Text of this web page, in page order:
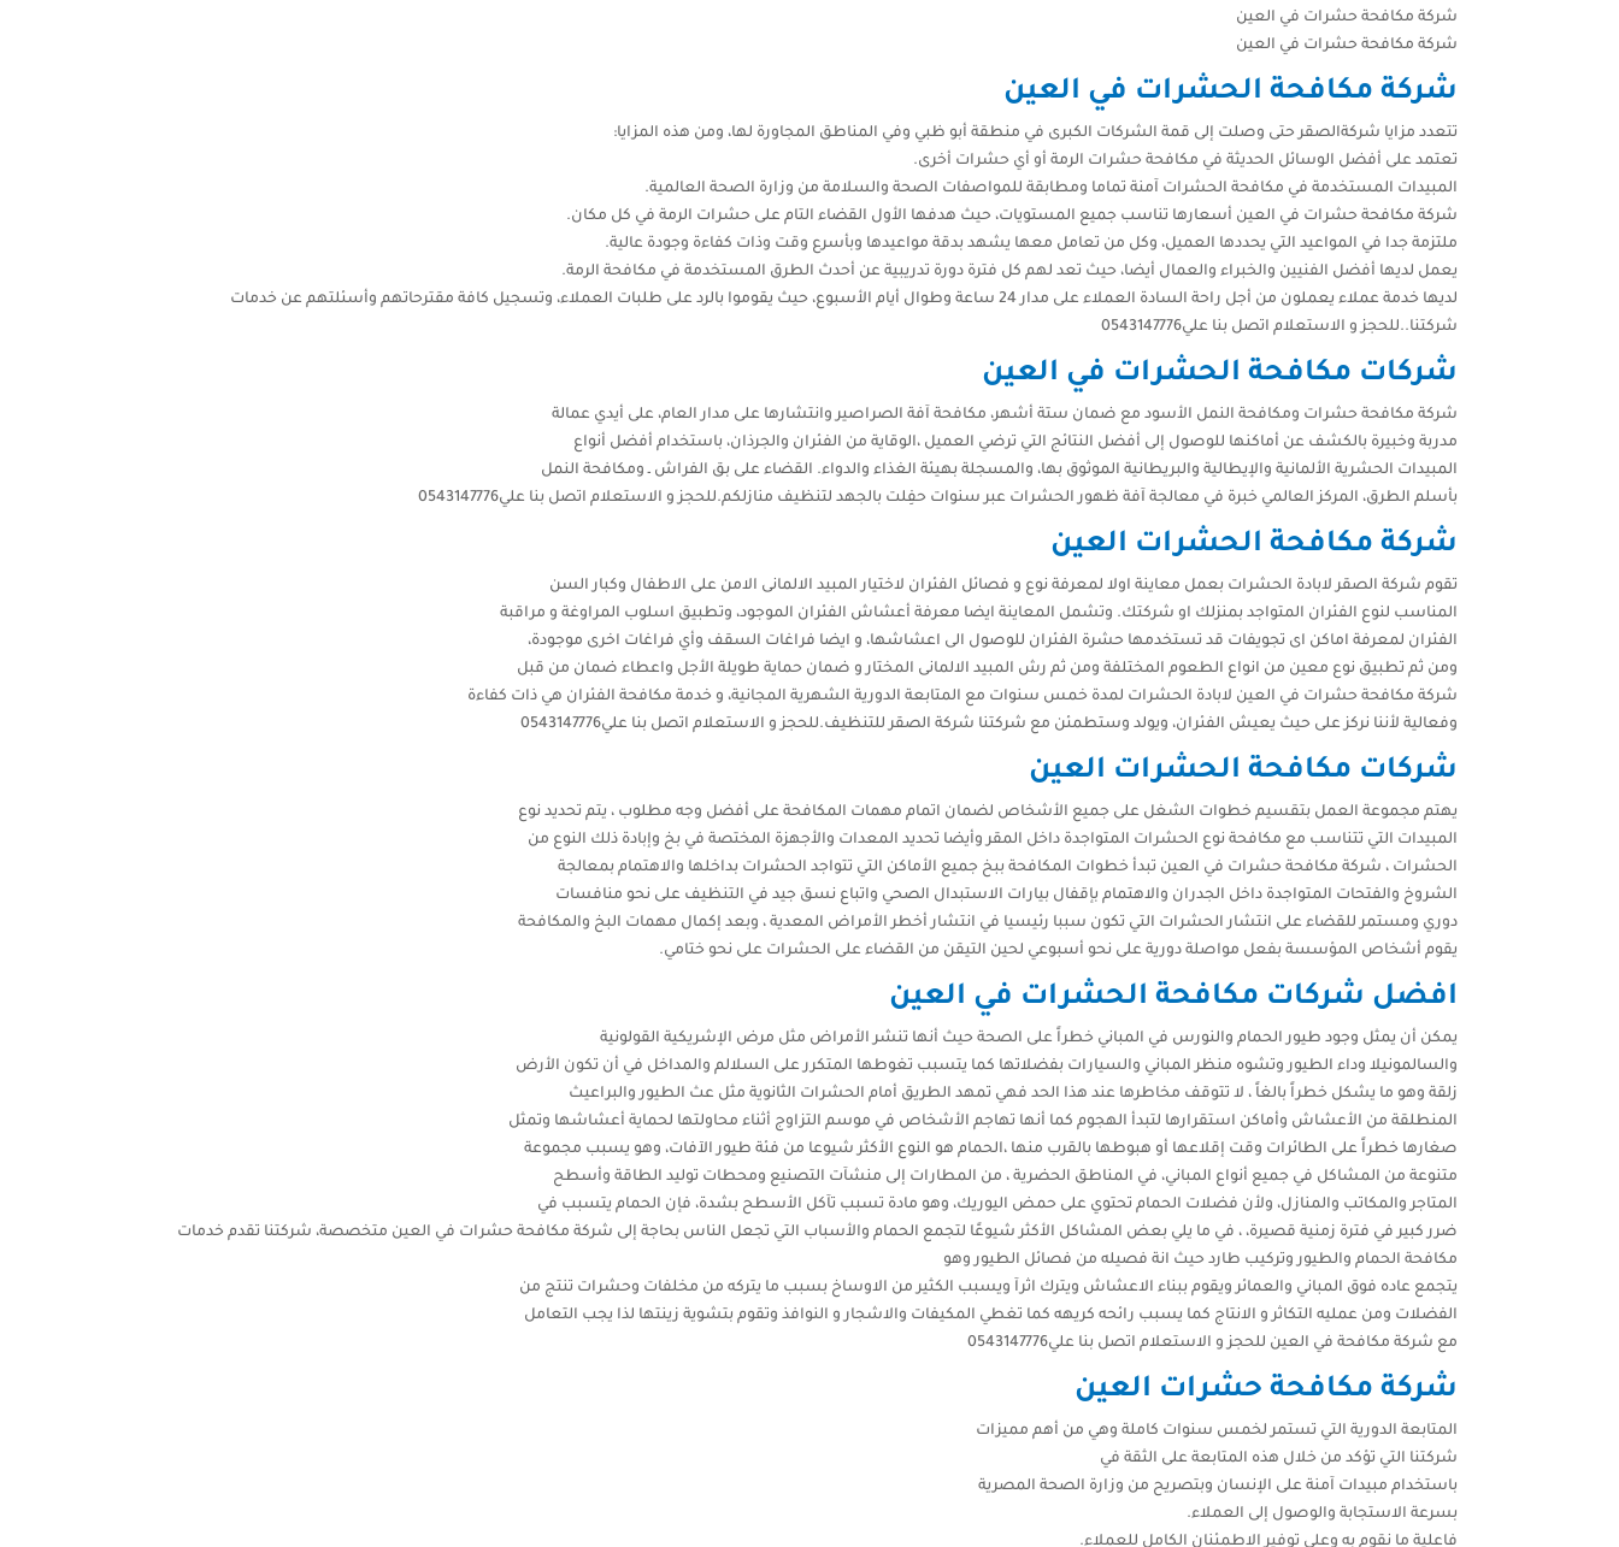
شركة مكافحة حشرات في العين
شركة مكافحة حشرات في العين
شركة مكافحة الحشرات في العين
تتعدد مزايا شركةالصقر حتى وصلت إلى قمة الشركات الكبرى في منطقة أبو ظبي وفي المناطق المجاورة لها، ومن هذه المزايا:
تعتمد على أفضل الوسائل الحديثة في مكافحة حشرات الرمة أو أي حشرات أخرى.
المبيدات المستخدمة في مكافحة الحشرات آمنة تماما ومطابقة للمواصفات الصحة والسلامة من وزارة الصحة العالمية.
شركة مكافحة حشرات في العين أسعارها تناسب جميع المستويات، حيث هدفها الأول القضاء التام على حشرات الرمة في كل مكان.
ملتزمة جدا في المواعيد التي يحددها العميل، وكل من تعامل معها يشهد بدقة مواعيدها وبأسرع وقت وذات كفاءة وجودة عالية.
يعمل لديها أفضل الفنيين والخبراء والعمال أيضا، حيث تعد لهم كل فترة دورة تدريبية عن أحدث الطرق المستخدمة في مكافحة الرمة.
لديها خدمة عملاء يعملون من أجل راحة السادة العملاء على مدار 24 ساعة وطوال أيام الأسبوع، حيث يقوموا بالرد على طلبات العملاء، وتسجيل كافة مقترحاتهم وأسئلتهم عن خدمات
شركتنا..للحجز و الاستعلام اتصل بنا علي0543147776
شركات مكافحة الحشرات في العين
شركة مكافحة حشرات ومكافحة النمل الأسود مع ضمان ستة أشهر، مكافحة آفة الصراصير وانتشارها على مدار العام، على أيدي عمالة
مدربة وخبيرة بالكشف عن أماكنها للوصول إلى أفضل النتائج التي ترضي العميل ،الوقاية من الفئران والجرذان، باستخدام أفضل أنواع
المبيدات الحشرية الألمانية والإيطالية والبريطانية الموثوق بها، والمسجلة بهيئة الغذاء والدواء. القضاء على بق الفراش ـ ومكافحة النمل
بأسلم الطرق، المركز العالمي خبرة في معالجة آفة ظهور الحشرات عبر سنوات حفِلت بالجهد لتنظيف منازلكم.للحجز و الاستعلام اتصل بنا علي0543147776
شركة مكافحة الحشرات العين
تقوم شركة الصقر لابادة الحشرات بعمل معاينة اولا لمعرفة نوع و فصائل الفئران لاختيار المبيد الالمانى الامن على الاطفال وكبار السن
المناسب لنوع الفئران المتواجد بمنزلك او شركتك. وتشمل المعاينة ايضا معرفة أعشاش الفئران الموجود، وتطبيق اسلوب المراوغة و مراقبة
الفئران لمعرفة اماكن اى تجويفات قد تستخدمها حشرة الفئران للوصول الى اعشاشها، و ايضا فراغات السقف وأي فراغات اخرى موجودة،
ومن ثم تطبيق نوع معين من انواع الطعوم المختلفة ومن ثم رش المبيد الالمانى المختار و ضمان حماية طويلة الأجل واعطاء ضمان من قبل
شركة مكافحة حشرات في العين لابادة الحشرات لمدة خمس سنوات مع المتابعة الدورية الشهرية المجانية، و خدمة مكافحة الفئران هي ذات كفاءة
وفعالية لأننا نركز على حيث يعيش الفئران، ويولد وستطمئن مع شركتنا شركة الصقر للتنظيف.للحجز و الاستعلام اتصل بنا علي0543147776
شركات مكافحة الحشرات العين
يهتم مجموعة العمل بتقسيم خطوات الشغل على جميع الأشخاص لضمان اتمام مهمات المكافحة على أفضل وجه مطلوب ، يتم تحديد نوع
المبيدات التي تتناسب مع مكافحة نوع الحشرات المتواجدة داخل المقر وأيضا تحديد المعدات والأجهزة المختصة في بخ وإبادة ذلك النوع من
الحشرات ، شركة مكافحة حشرات في العين تبدأ خطوات المكافحة ببخ جميع الأماكن التي تتواجد الحشرات بداخلها والاهتمام بمعالجة
الشروخ والفتحات المتواجدة داخل الجدران والاهتمام بإقفال بيارات الاستبدال الصحي واتباع نسق جيد في التنظيف على نحو منافسات
دوري ومستمر للقضاء على انتشار الحشرات التي تكون سببا رئيسيا في انتشار أخطر الأمراض المعدية ، وبعد إكمال مهمات البخ والمكافحة
يقوم أشخاص المؤسسة بفعل مواصلة دورية على نحو أسبوعي لحين التيقن من القضاء على الحشرات على نحو ختامي.
افضل شركات مكافحة الحشرات في العين
يمكن أن يمثل وجود طيور الحمام والنورس في المباني خطراً على الصحة حيث أنها تنشر الأمراض مثل مرض الإشريكية القولونية
والسالمونيلا وداء الطيور وتشوه منظر المباني والسيارات بفضلاتها كما يتسبب تغوطها المتكرر على السلالم والمداخل في أن تكون الأرض
زلقة وهو ما يشكل خطراً بالغاً ، لا تتوقف مخاطرها عند هذا الحد فهي تمهد الطريق أمام الحشرات الثانوية مثل عث الطيور والبراعيث
المنطلقة من الأعشاش وأماكن استقرارها لتبدأ الهجوم كما أنها تهاجم الأشخاص في موسم التزاوج أثناء محاولتها لحماية أعشاشها وتمثل
صغارها خطراً على الطائرات وقت إقلاعها أو هبوطها بالقرب منها ،الحمام هو النوع الأكثر شيوعا من فئة طيور الآفات، وهو يسبب مجموعة
متنوعة من المشاكل في جميع أنواع المباني، في المناطق الحضرية ، من المطارات إلى منشآت التصنيع ومحطات توليد الطاقة وأسطح
المتاجر والمكاتب والمنازل، ولأن فضلات الحمام تحتوي على حمض اليوريك، وهو مادة تسبب تآكل الأسطح بشدة، فإن الحمام يتسبب في
ضرر كبير في فترة زمنية قصيرة، ، في ما يلي بعض المشاكل الأكثر شيوعًا لتجمع الحمام والأسباب التي تجعل الناس بحاجة إلى شركة مكافحة حشرات في العين متخصصة، شركتنا تقدم خدمات
مكافحة الحمام والطيور وتركيب طارد حيث انة فصيله من فصائل الطيور وهو
يتجمع عاده فوق المباني والعمائر ويقوم ببناء الاعشاش ويترك اثرآ ويسبب الكثير من الاوساخ بسبب ما يتركه من مخلفات وحشرات تنتج من
الفضلات ومن عمليه التكاثر و الانتاج كما يسبب رائحه كريهه كما تغطي المكيفات والاشجار و النوافذ وتقوم بتشوية زينتها لذا يجب التعامل
مع شركة مكافحة في العين للحجز و الاستعلام اتصل بنا علي0543147776
شركة مكافحة حشرات العين
المتابعة الدورية التي تستمر لخمس سنوات كاملة وهي من أهم مميزات
شركتنا التي تؤكد من خلال هذه المتابعة على الثقة في
باستخدام مبيدات آمنة على الإنسان وبتصريح من وزارة الصحة المصرية
بسرعة الاستجابة والوصول إلى العملاء.
فاعلية ما نقوم به وعلى توفير الاطمئنان الكامل للعملاء.